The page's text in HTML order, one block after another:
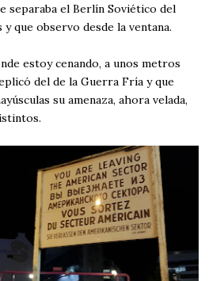
separaba el Berlín Soviético del
que observo desde la ventana.
estoy cenando, a unos metros
del de la Guerra Fría y que
su amenaza, ahora velada,